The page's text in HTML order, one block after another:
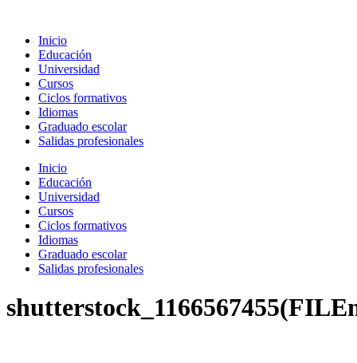
contenido
Inicio
Educación
Universidad
Cursos
Ciclos formativos
Idiomas
Graduado escolar
Salidas profesionales
Inicio
Educación
Universidad
Cursos
Ciclos formativos
Idiomas
Graduado escolar
Salidas profesionales